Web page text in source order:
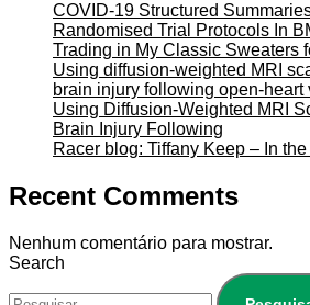
COVID-19 Structured
Randomised Trial Protocols In
Trading in My Classic Sweaters
Using diffusion-weighted MRI
brain injury following open-heart
Using Diffusion-Weighted MRI
Brain Injury Following
Racer blog: Tiffany Keep – In
Recent Comments
Nenhum comentário para mostrar.
Search